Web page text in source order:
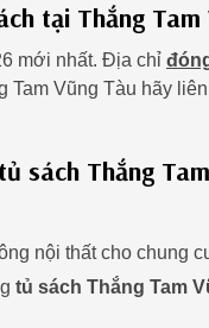
tại Thắng Tam
mới nhất. Địa chỉ
Tam Vũng Tàu hãy
sách Thắng
nội thất cho chung
tủ sách Thắng Tam